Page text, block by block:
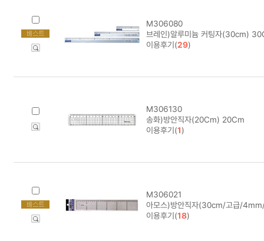
M306080
브레인)알루미늄 커팅자(30cm)
이용후기(29)
M306130
송화)방안직자(20Cm) 20Cm
이용후기(1)
M306021
아모스)방안직자(30cm/고급/
이용후기(18)